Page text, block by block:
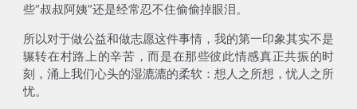
些“叔叔阿姨”还是经常忍不住偷偷掉眼泪。
所以对于做公益和做志愿这件事情，我的第一印象其实不是
辗转在村路上的辛苦，而是在那些彼此情感真正共振的时
刻，涌上我们心头的湿漉漉的柔软 ：想人之所想，忧人之所
忧。